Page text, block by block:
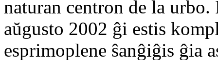
naturan centron de la urbo.
aŭgusto 2002 ĝi estis
esprimoplene ŝanĝiĝis ĝia